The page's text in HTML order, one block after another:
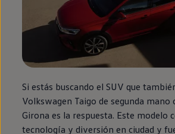
Si estás buscando el SUV que
Volkswagen Taigo de segunda mano
Girona es la respuesta. Este modelo
tecnología y diversión en ciudad y